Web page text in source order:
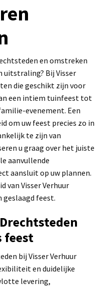
en omstreken
uitstraling? Bij Visser
die geschikt zijn voor
een intiem tuinfeest tot
evenement. Een
om uw feest precies zo in
te zijn van
u graag over het juiste
aanvullende
aansluit op uw plannen.
van Visser Verhuur
geslaagd feest.
feest
bij Visser Verhuur
en duidelijke
levering,